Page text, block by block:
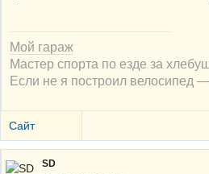
Мой гараж
Мастер спорта по езде за
Если не я построил велосипед
Сайт
SD